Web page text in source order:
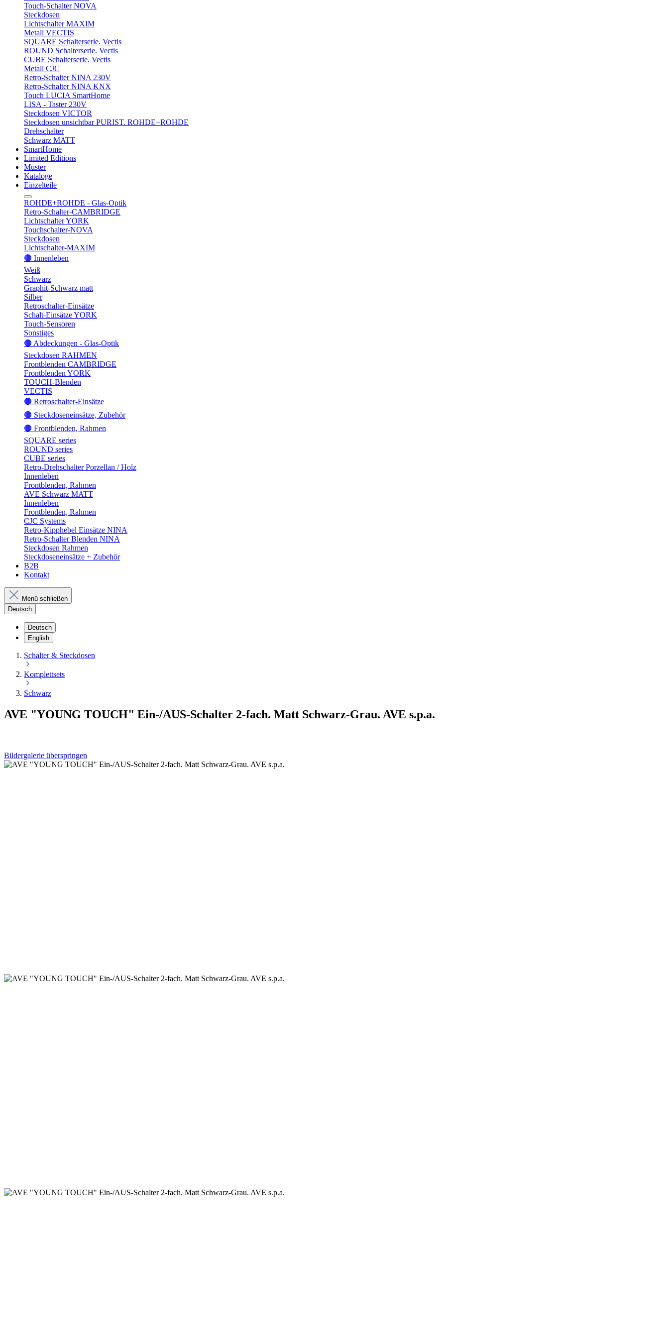
Touch-Schalter NOVA
Steckdosen
Lichtschalter MAXIM
Metall VECTIS
SQUARE Schalterserie. Vectis
ROUND Schalterserie. Vectis
CUBE Schalterserie. Vectis
Metall CJC
Retro-Schalter NINA 230V
Retro-Schalter NINA KNX
Touch LUCIA SmartHome
LISA - Taster 230V
Steckdosen VICTOR
Steckdosen unsichtbar PURIST. ROHDE+ROHDE
Drehschalter
Schwarz MATT
SmartHome
Limited Editions
Muster
Kataloge
Einzelteile
ROHDE+ROHDE - Glas-Optik
Retro-Schalter-CAMBRIDGE
Lichtschalter YORK
Touchschalter-NOVA
Steckdosen
Lichtschalter-MAXIM
🟤 Innenleben
Weiß
Schwarz
Graphit-Schwarz matt
Silber
Retroschalter-Einsätze
Schalt-Einsätze YORK
Touch-Sensoren
Sonstiges
🟤 Abdeckungen - Glas-Optik
Steckdosen RAHMEN
Frontblenden CAMBRIDGE
Frontblenden YORK
TOUCH-Blenden
VECTIS
🟤 Retroschalter-Einsätze
🟤 Steckdoseneinsätze, Zubehör
🟤 Frontblenden, Rahmen
SQUARE series
ROUND series
CUBE series
Retro-Drehschalter Porzellan / Holz
Innenleben
Frontblenden, Rahmen
AVE Schwarz MATT
Innenleben
Frontblenden, Rahmen
CJC Systems
Retro-Kipphebel Einsätze NINA
Retro-Schalter Blenden NINA
Steckdosen Rahmen
Steckdoseneinsätze + Zubehör
B2B
Kontakt
Menü schließen
Deutsch
Deutsch
English
Schalter & Steckdosen
Komplettsets
Schwarz
AVE "YOUNG TOUCH" Ein-/AUS-Schalter 2-fach. Matt Schwarz-Grau. AVE s.p.a.
Bildergalerie überspringen